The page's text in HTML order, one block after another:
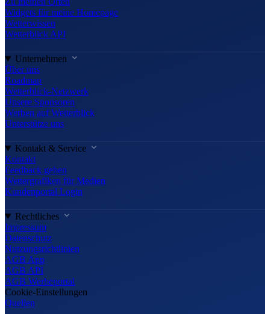
Widgets für meine Homepage
Wetterwissen
Wetterblick API
Unternehmen
Über uns
Roadmap
Wetterblick-Netzwerk
Unsere Sponsoren
Werben auf Wetterblick
Unterstütze uns
Kontakt & Service
Kontakt
Feedback geben
Wettergrafiken für Medien
Kundenportal Login
Rechtliches
Impressum
Datenschutz
Nutzungsrichtlinien
AGB App
AGB API
AGB Werbeportal
Cookie-Einstellungen
Quellen